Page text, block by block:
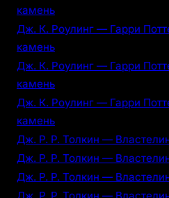
камень
Дж. К. Роулинг — Гарри
камень
Дж. К. Роулинг — Гарри
камень
Дж. К. Роулинг — Гарри
камень
Дж. Р. Р. Толкин —
Дж. Р. Р. Толкин —
Дж. Р. Р. Толкин —